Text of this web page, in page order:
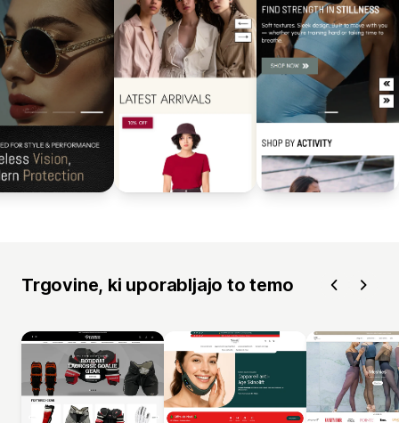
Trgovine, ki uporabljajo to temo